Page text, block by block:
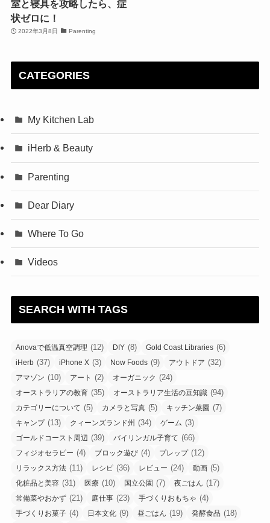
室と寝具を攻略したら、症
状ゼロに！
2022年3月8日 Parenting
CATEGORIES
My Kitchen Lab
iHerb & Beauty
Parenting
Dear Diary
Where To Go
Videos
SEARCH WITH TAGS
Anovaで低温真空調理 (12) DIY (8) Gold Coast Libraries (6)
iHerb (37) iPhone X (3) Now Foods (9) アウトドア (32)
アマゾン (10) アート (2) オーガニック (24)
オーストラリアの教育 (35) オーストラリア生活の豆知識 (94)
カテゴリーについて (5) カメラと写真 (5) キッチン菜園 (7)
キャンプ(13) クィーンズランド州 (34) ゲーム (3)
ゴールドコースト周辺 (39) バイリンガル子育て (66)
フィジオセラピー (4) ブロック遊び (4) プレップ(12)
リラックス方法 (11) レシピ (36) レビュー (24) 動画 (5)
化粧品と美容 (31) 医療 (10) 国立公園 (7) 夜ごはん (17)
常備菜やおかず (21) 庭仕事 (23) 手づくりおもちゃ (4)
手づくりお菓子 (4) 日本文化 (9) 昼ごはん (19) 発酵食品 (18)